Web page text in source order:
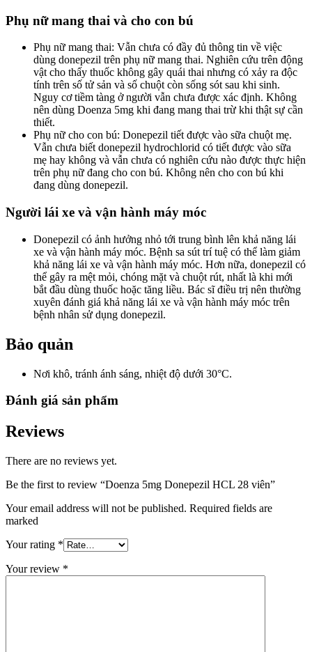
Phụ nữ mang thai và cho con bú
Phụ nữ mang thai: Vẫn chưa có đầy đủ thông tin về việc
dùng donepezil trên phụ nữ mang thai. Nghiên cứu trên động
vật cho thấy thuốc không gây quái thai nhưng có xảy ra độc
tính trên số tử sản và số chuột còn sống sót sau khi sinh.
Nguy cơ tiềm tàng ở người vẫn chưa được xác định. Không
nên dùng Doenza 5mg khi đang mang thai trừ khi thật sự cần
thiết.
Phụ nữ cho con bú: Donepezil tiết được vào sữa chuột mẹ.
Vẫn chưa biết donepezil hydrochlorid có tiết được vào sữa
mẹ hay không và vẫn chưa có nghiên cứu nào được thực hiện
trên phụ nữ đang cho con bú. Không nên cho con bú khi
đang dùng donepezil.
Người lái xe và vận hành máy móc
Donepezil có ảnh hưởng nhỏ tới trung bình lên khả năng lái
xe và vận hành máy móc. Bệnh sa sút trí tuệ có thể làm giảm
khả năng lái xe và vận hành máy móc. Hơn nữa, donepezil có
thể gây ra mệt mỏi, chóng mặt và chuột rút, nhất là khi mới
bắt đầu dùng thuốc hoặc tăng liều. Bác sĩ điều trị nên thường
xuyên đánh giá khả năng lái xe và vận hành máy móc trên
bệnh nhân sử dụng donepezil.
Bảo quản
Nơi khô, tránh ánh sáng, nhiệt độ dưới 30°C.
Đánh giá sản phẩm
Reviews
There are no reviews yet.
Be the first to review “Doenza 5mg Donepezil HCL 28 viên”
Your email address will not be published. Required fields are
marked
Your rating *
Your review *